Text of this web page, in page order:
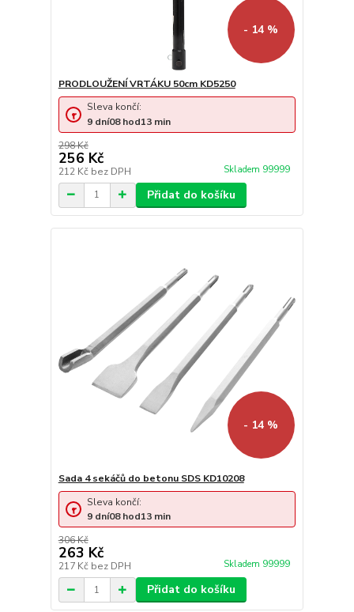
- 14 %
PRODLOUŽENÍ VRTÁKU 50cm KD5250
298 Kč
256 Kč
212 Kč bez DPH Skladem 99999
Sleva končí:
9 dní08hod13 min
Přidat do košíku
- 14 %
Sada 4 sekáčů do betonu SDS KD10208
306 Kč
263 Kč
217 Kč bez DPH Skladem 99999
Sleva končí:
9 dní08hod13 min
Přidat do košíku